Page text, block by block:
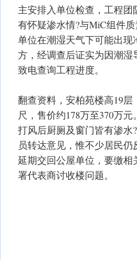
主安排入单位检查，工程
有怀疑渗水情?与MiC组件
单位在潮湿天气下可能出
方，经调查后证实为因潮
致电查询工程进度。
翻查资料，安柏苑楼高19
尺，售价约178万至370万
打风后厨厕及窗门皆有渗
员转达意见，惟不少居民
延期交回公屋单位，要缴
署代表商讨收楼问题。